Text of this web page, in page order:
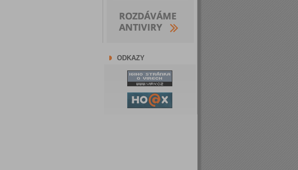
ODKAZY